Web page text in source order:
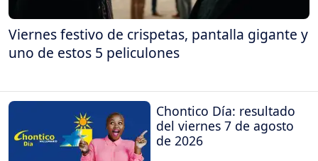
Viernes festivo de crispetas, pantalla gigante y
uno de estos 5 peliculones
Chontico Día: resultado
del viernes 7 de agosto
de 2026